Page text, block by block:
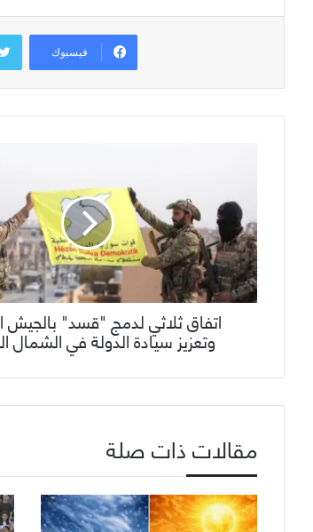
فيسبوك
اتفاق ثلاثي لدمج "قسد" بالجيش
وتعزيز سيادة الدولة في الشمال
مقالات ذات صلة